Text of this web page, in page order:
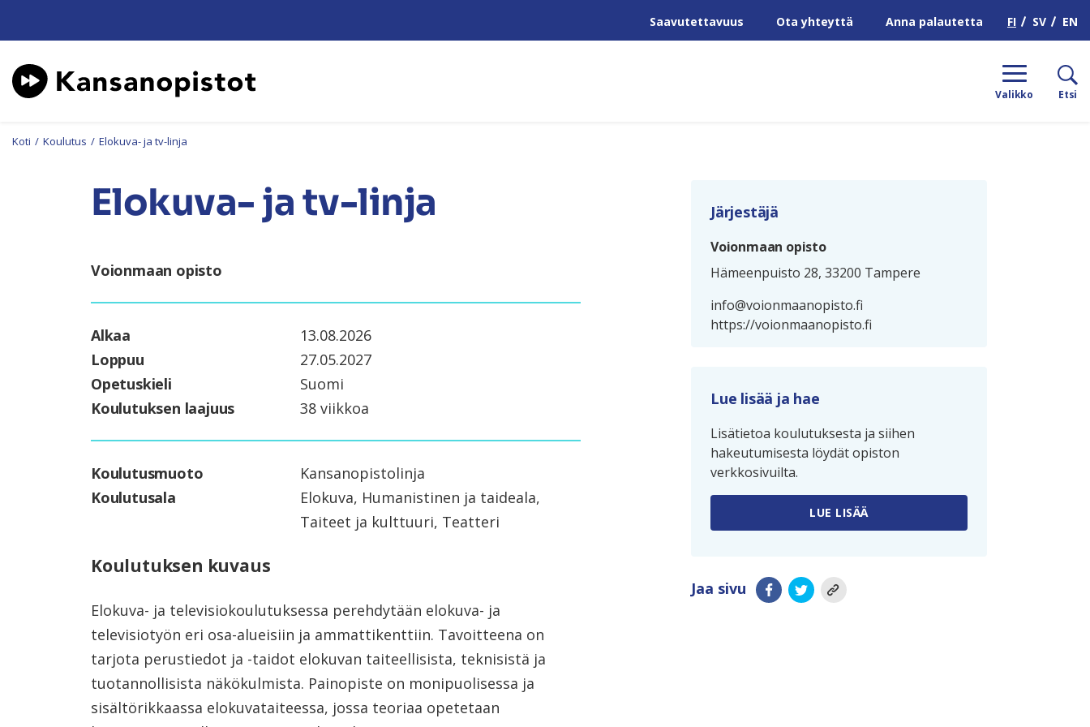
Saavutettavuus Ota yhteyttä Anna palautetta FI SV EN
Valikko Etsi
Koti / Koulutus / Elokuva- ja tv-linja
Elokuva- ja tv-linja
Voionmaan opisto
Alkaa
13.08.2026
Loppuu
27.05.2027
Opetuskieli
Suomi
Koulutuksen laajuus
38 viikkoa
Koulutusmuoto
Kansanopistolinja
Koulutusala
Elokuva, Humanistinen ja taideala,
Taiteet ja kulttuuri, Teatteri
Koulutuksen kuvaus
Elokuva-​ ja televisiokoulutuksessa perehdytään elokuva-​ ja
televisiotyön eri osa-​alueisiin ja ammattikenttiin. Tavoitteena on
tarjota perustiedot ja -​taidot elokuvan taiteellisista, teknisistä ja
tuotannollisista näkökulmista. Painopiste on monipuolisessa ja
sisältörikkaassa elokuvataiteessa, jossa teoriaa opetetaan
Järjestäjä
Voionmaan opisto
Hämeenpuisto 28, 33200 Tampere
info@voionmaanopisto.fi
https://voionmaanopisto.fi
Lue lisää ja hae
Lisätietoa koulutuksesta ja siihen
hakeutumisesta löydät opiston
verkkosivuilta.
LUE LISÄÄ
Jaa sivu